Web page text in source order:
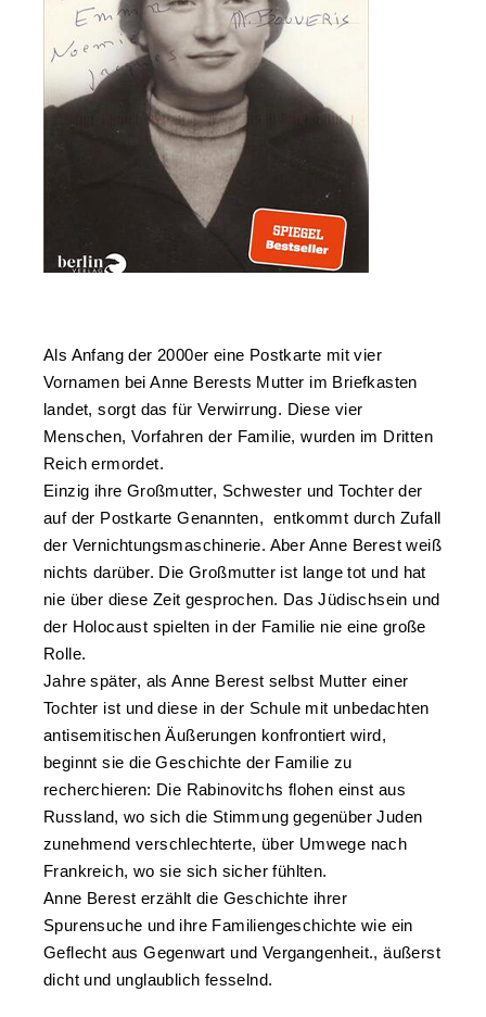
Als Anfang der 2000er eine Postkarte mit vier
Vornamen bei Anne Berests Mutter im Briefkasten
landet, sorgt das für Verwirrung. Diese vier
Menschen, Vorfahren der Familie, wurden im Dritten
Reich ermordet.
Einzig ihre Großmutter, Schwester und Tochter der
auf der Postkarte Genannten, entkommt durch Zufall
der Vernichtungsmaschinerie. Aber Anne Berest weiß
nichts darüber. Die Großmutter ist lange tot und hat
nie über diese Zeit gesprochen. Das Jüdischsein und
der Holocaust spielten in der Familie nie eine große
Rolle.
Jahre später, als Anne Berest selbst Mutter einer
Tochter ist und diese in der Schule mit unbedachten
antisemitischen Äußerungen konfrontiert wird,
beginnt sie die Geschichte der Familie zu
recherchieren: Die Rabinovitchs flohen einst aus
Russland, wo sich die Stimmung gegenüber Juden
zunehmend verschlechterte, über Umwege nach
Frankreich, wo sie sich sicher fühlten.
Anne Berest erzählt die Geschichte ihrer
Spurensuche und ihre Familiengeschichte wie ein
Geflecht aus Gegenwart und Vergangenheit., äußerst
dicht und unglaublich fesselnd.